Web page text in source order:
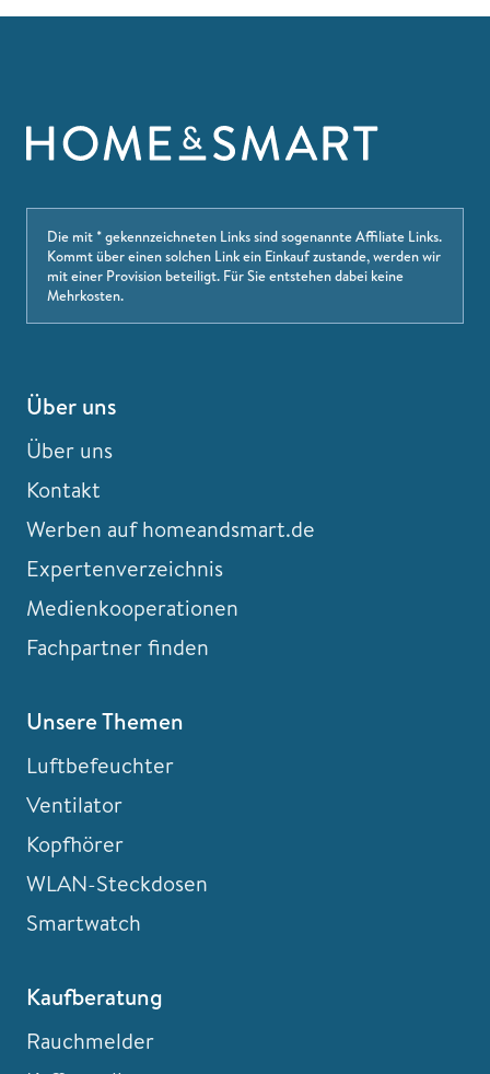
Die mit * gekennzeichneten Links sind sogenannte Affiliate Links.
Kommt über einen solchen Link ein Einkauf zustande, werden wir
mit einer Provision beteiligt. Für Sie entstehen dabei keine
Mehrkosten.
Über uns
Über uns
Kontakt
Werben auf homeandsmart.de
Expertenverzeichnis
Medienkooperationen
Fachpartner finden
Unsere Themen
Luftbefeuchter
Ventilator
Kopfhörer
WLAN-Steckdosen
Smartwatch
Kaufberatung
Rauchmelder